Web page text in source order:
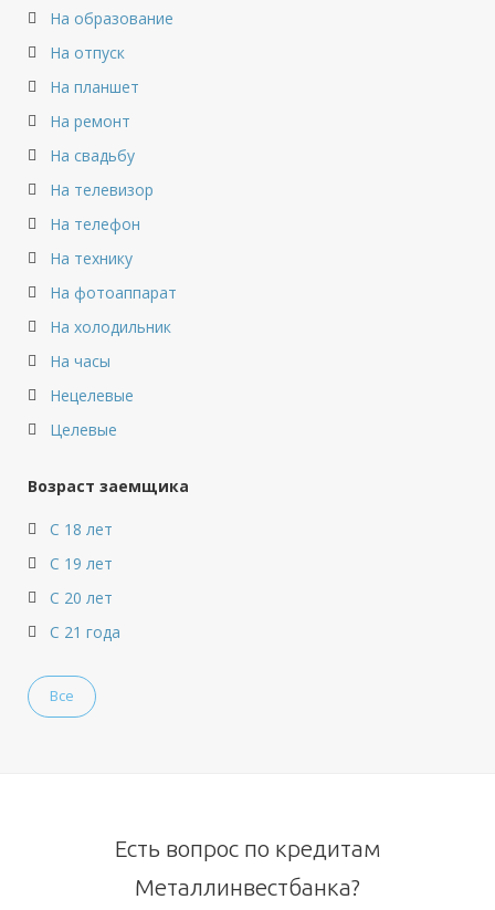
На образование
На отпуск
На планшет
На ремонт
На свадьбу
На телевизор
На телефон
На технику
На фотоаппарат
На холодильник
На часы
Нецелевые
Целевые
Возраст заемщика
С 18 лет
С 19 лет
С 20 лет
С 21 года
Все
Есть вопрос по кредитам
Металлинвестбанка?